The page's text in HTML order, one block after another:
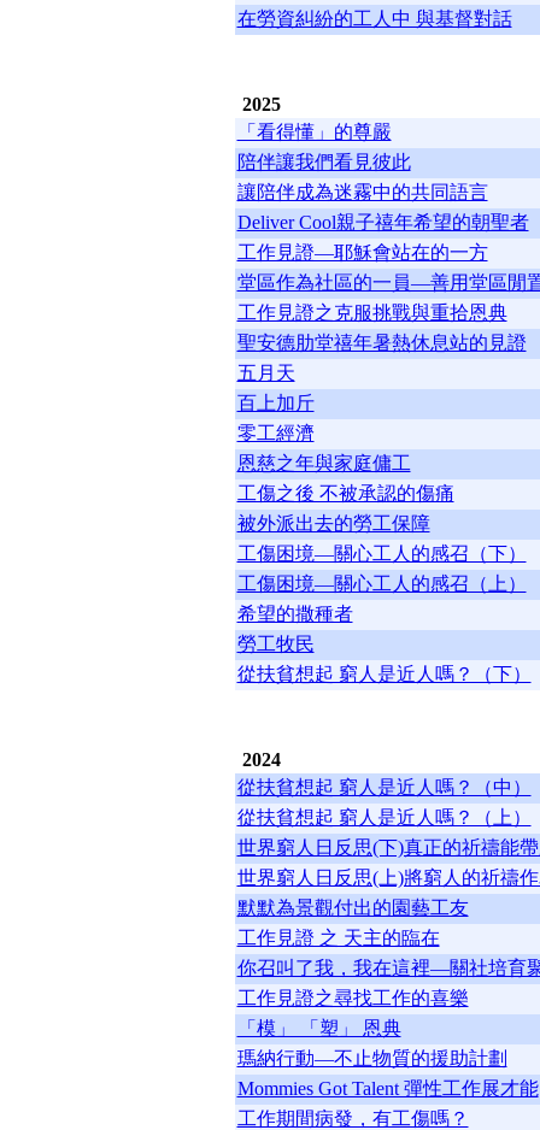
在勞資糾紛的工人中 與基督對話
2025
「看得懂」的尊嚴
陪伴讓我們看見彼此
讓陪伴成為迷霧中的共同語言
Deliver Cool親子禧年希望的朝聖者
工作見證—耶穌會站在的一方
堂區作為社區的一員—善用堂區閒
工作見證之克服挑戰與重拾恩典
聖安德肋堂禧年暑熱休息站的見證
五月天
百上加斤
零工經濟
恩慈之年與家庭傭工
工傷之後 不被承認的傷痛
被外派出去的勞工保障
工傷困境—關心工人的感召（下）
工傷困境—關心工人的感召（上）
希望的撒種者
勞工牧民
從扶貧想起 窮人是近人嗎？（下）
2024
從扶貧想起 窮人是近人嗎？（中）
從扶貧想起 窮人是近人嗎？（上）
世界窮人日反思(下)真正的祈禱能
世界窮人日反思(上)將窮人的祈禱
默默為景觀付出的園藝工友
工作見證 之 天主的臨在
你召叫了我，我在這裡—關社培育
工作見證之尋找工作的喜樂
「模」 「塑」 恩典
瑪納行動—不止物質的援助計劃
Mommies Got Talent 彈性工作展才能
工作期間病發，有工傷嗎？